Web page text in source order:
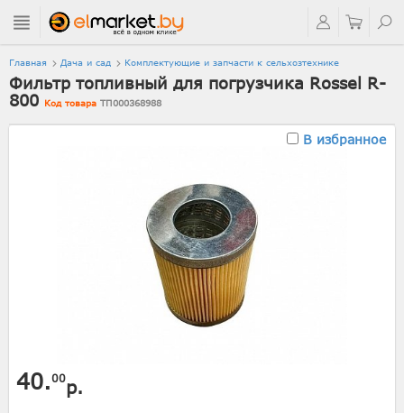
Главная Дача и сад Комплектующие и запчасти к сельхозтехнике
Фильтр топливный для погрузчика Rossel R-
800 Код товара ТП000368988
В избранное
40.00р.